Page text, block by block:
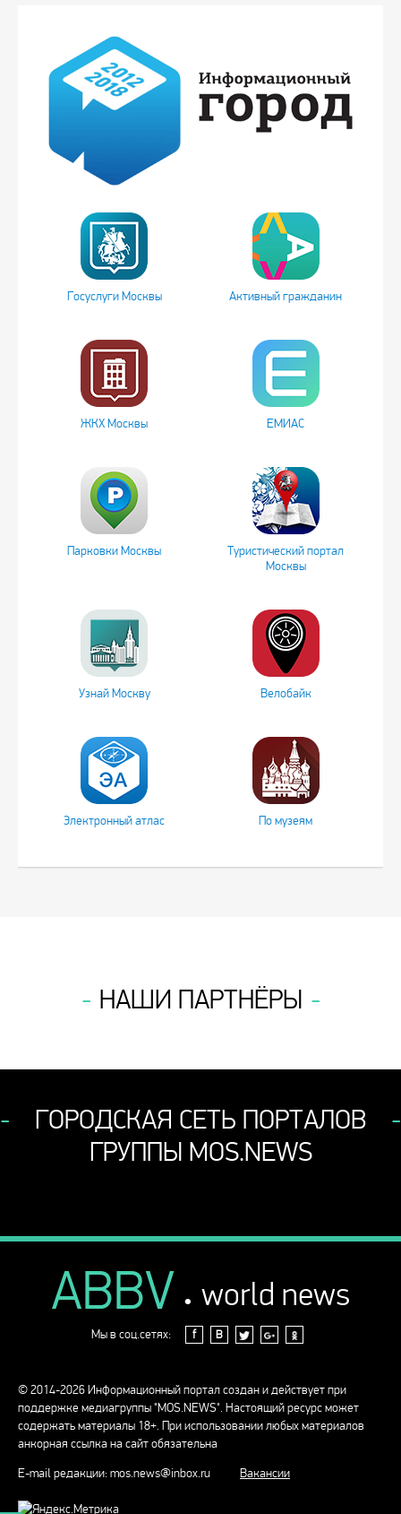
Госуслуги Москвы Активный гражданин
ЖКХ Москвы ЕМИАС
Парковки Москвы
Туристический портал
Москвы
Узнай Москву Велобайк
Электронный атлас По музеям
НАШИ ПАРТНЁРЫ
ГОРОДСКАЯ СЕТЬ ПОРТАЛОВ
ГРУППЫ MOS.NEWS
ABBV . world news
Мы в соц.сетях: f В
© 2014-2026 Информационный портал создан и действует при
поддержке медиагруппы "MOS.NEWS". Настоящий ресурс может
содержать материалы 18+. При использовании любых материалов
анкорная ссылка на сайт обязательна
E-mail редакции:mos.news@inbox.ru Вакансии